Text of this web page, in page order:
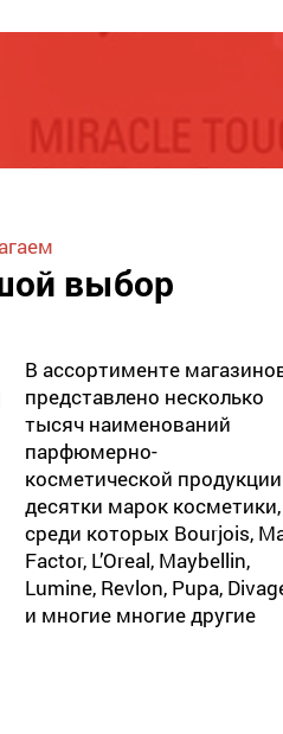
выбор
В ассортименте
представлено несколько
тысяч наименований
парфюмерно-
косметической
десятки марок косметики,
среди которых Bourjois,
Factor, L’Oreal, Maybellin,
Lumine, Revlon, Pupa,
и многие многие другие